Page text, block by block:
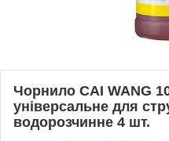
Чорнило CAI WANG
універсальне для
водорозчинне 4 шт.